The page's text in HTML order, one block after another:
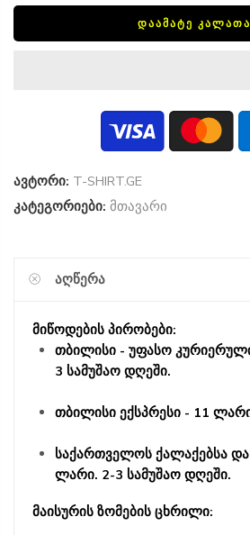
ᲓᲐᲐᲛᲐᲢᲔ
ავტორი: T-SHIRT.GE
კატეგორიები: მთავარი
ᲐᲦᲬᲔᲠᲐ
მიწოდების პირობები:
თბილისი - უფასო
3 სამუშაო დღეში.
თბილისი ექსპრესი - 11
საქართველოს ქალაქებსა
ლარი. 2-3 სამუშაო დღეში.
მაისურის ზომების ცხრილი: